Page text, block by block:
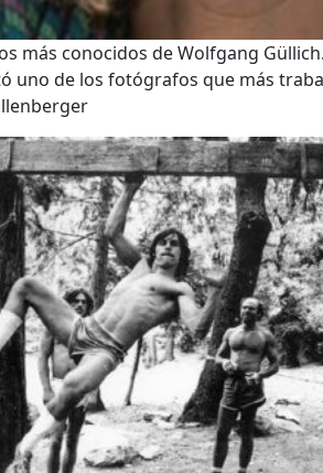
más conocidos de Wolfgang
uno de los fotógrafos que más